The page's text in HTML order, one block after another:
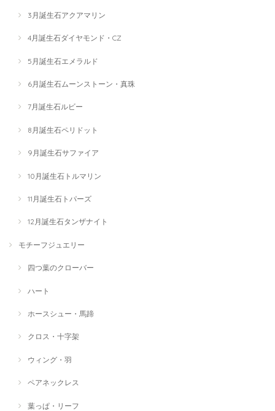
3月誕生石アクアマリン
4月誕生石ダイヤモンド・CZ
5月誕生石エメラルド
6月誕生石ムーンストーン・真珠
7月誕生石ルビー
8月誕生石ペリドット
9月誕生石サファイア
10月誕生石トルマリン
11月誕生石トパーズ
12月誕生石タンザナイト
モチーフジュエリー
四つ葉のクローバー
ハート
ホースシュー・馬蹄
クロス・十字架
ウィング・羽
ペアネックレス
葉っぱ・リーフ